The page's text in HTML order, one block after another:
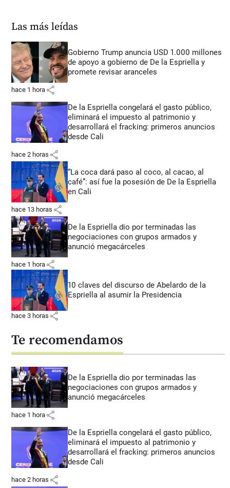
Las más leídas
Gobierno Trump anuncia USD 1.000 millones
de apoyo a gobierno de De la Espriella y
promete revisar aranceles
hace 1 hora share
De la Espriella congelará el gasto público,
eliminará el impuesto al patrimonio y
desarrollará el fracking: primeros anuncios
desde Cali
hace 2 horas share
“La coca dará paso al coco, al cacao, al
café”: así fue la posesión de De la Espriella
en Cali
hace 13 horas share
De la Espriella dio por terminadas las
negociaciones con grupos armados y
anunció megacárceles
hace 1 hora share
10 claves del discurso de Abelardo de la
Espriella al asumir la Presidencia
hace 3 horas share
Te recomendamos
De la Espriella dio por terminadas las
negociaciones con grupos armados y
anunció megacárceles
hace 1 hora share
De la Espriella congelará el gasto público,
eliminará el impuesto al patrimonio y
desarrollará el fracking: primeros anuncios
desde Cali
hace 2 horas share